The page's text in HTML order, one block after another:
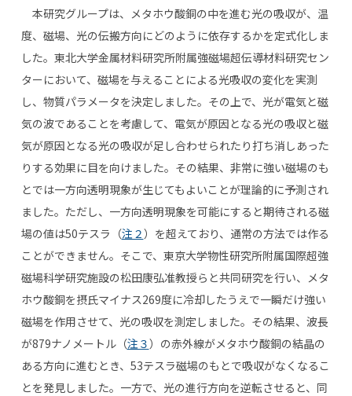
本研究グループは、メタホウ酸銅の中を進む光の吸収が、温
度、磁場、光の伝搬方向にどのように依存するかを定式化しま
した。東北大学金属材料研究所附属強磁場超伝導材料研究セン
ターにおいて、磁場を与えることによる光吸収の変化を実測
し、物質パラメータを決定しました。その上で、光が電気と磁
気の波であることを考慮して、電気が原因となる光の吸収と磁
気が原因となる光の吸収が足し合わせられたり打ち消しあった
りする効果に目を向けました。その結果、非常に強い磁場のも
とでは一方向透明現象が生じてもよいことが理論的に予測され
ました。ただし、一方向透明現象を可能にすると期待される磁
場の値は50テスラ（注２）を超えており、通常の方法では作る
ことができません。そこで、東京大学物性研究所附属国際超強
磁場科学研究施設の松田康弘准教授らと共同研究を行い、メタ
ホウ酸銅を摂氏マイナス269度に冷却したうえで一瞬だけ強い
磁場を作用させて、光の吸収を測定しました。その結果、波長
が879ナノメートル（注３）の赤外線がメタホウ酸銅の結晶の
ある方向に進むとき、53テスラ磁場のもとで吸収がなくなるこ
とを発見しました。一方で、光の進行方向を逆転させると、同